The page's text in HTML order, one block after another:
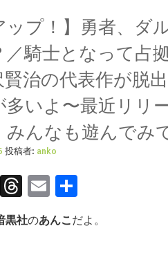
ップ！】勇者、ダ
／騎士となって占
治の代表作が脱
多いよ〜最近リリ
みんなも遊んでみ
投稿者: anko
LineThreads
Email
黒社のあんこだよ。